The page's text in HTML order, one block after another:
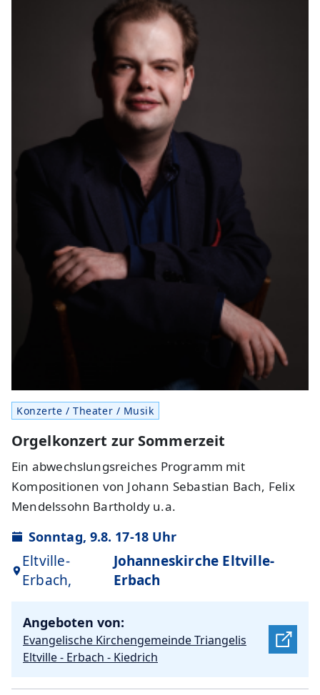
Konzerte / Theater / Musik
Orgelkonzert zur Sommerzeit
Ein abwechslungsreiches Programm mit
Kompositionen von Johann Sebastian Bach, Felix
Mendelssohn Bartholdy u.a.
Sonntag, 9.8. 17-18 Uhr
Eltville-
Erbach,
Johanneskirche Eltville-
Erbach
Angeboten von:
Evangelische Kirchengemeinde Triangelis
Eltville - Erbach - Kiedrich